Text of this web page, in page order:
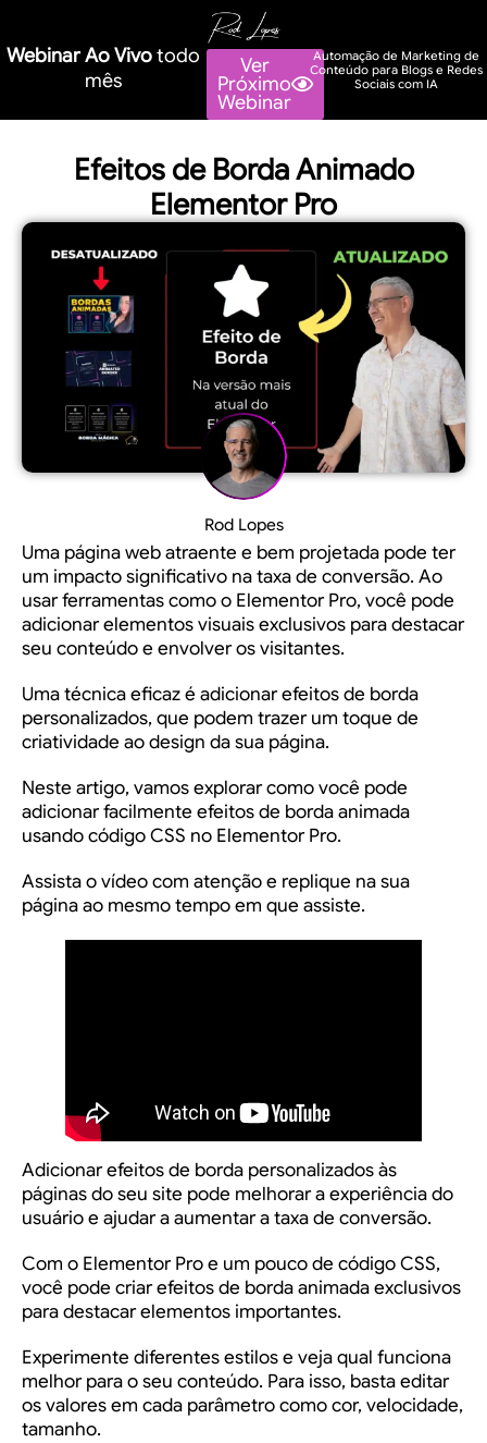
Webinar Ao Vivotodo
mês
Ver
Próximo
Webinar
Automação de Marketing de
Conteúdo para Blogs e Redes
Sociais com IA
Efeitos de Borda Animado
Elementor Pro
Rod Lopes
Uma página web atraente e bem projetada pode ter
um impacto significativo na taxa de conversão. Ao
usar ferramentas como o Elementor Pro, você pode
adicionar elementos visuais exclusivos para destacar
seu conteúdo e envolver os visitantes.
Uma técnica eficaz é adicionar efeitos de borda
personalizados, que podem trazer um toque de
criatividade ao design da sua página.
Neste artigo, vamos explorar como você pode
adicionar facilmente efeitos de borda animada
usando código CSS no Elementor Pro.
Assista o vídeo com atenção e replique na sua
página ao mesmo tempo em que assiste.
Adicionar efeitos de borda personalizados às
páginas do seu site pode melhorar a experiência do
usuário e ajudar a aumentar a taxa de conversão.
Com o Elementor Pro e um pouco de código CSS,
você pode criar efeitos de borda animada exclusivos
para destacar elementos importantes.
Experimente diferentes estilos e veja qual funciona
melhor para o seu conteúdo. Para isso, basta editar
os valores em cada parâmetro como cor, velocidade,
tamanho.